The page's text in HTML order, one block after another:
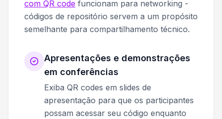
com QR code funcionam para networking -
códigos de repositório servem a um propósito
semelhante para compartilhamento técnico.
Apresentações e demonstrações
em conferências
Exiba QR codes em slides de
apresentação para que os participantes
possam acessar seu código enquanto